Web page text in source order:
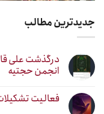
جدیدترین مطالب
درگذشت علی
انجمن حجتیه
فعالیت